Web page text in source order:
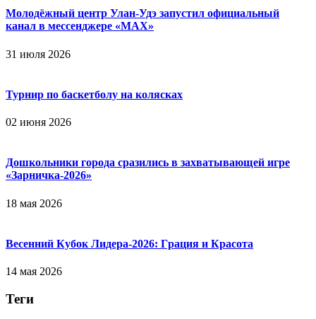
Молодёжный центр Улан-Удэ запустил официальный
канал в мессенджере «МАХ»
31 июля 2026
Турнир по баскетболу на колясках
02 июня 2026
Дошкольники города сразились в захватывающей игре
«Зарничка‑2026»
18 мая 2026
Весенний Кубок Лидера-2026: Гpaция и Кpacoтa
14 мая 2026
Теги